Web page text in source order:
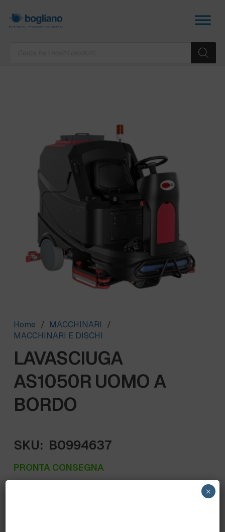
Home / MACCHINARI
/
MACCHINARI E DISCHI
LAVASCIUGA
AS1050R UOMO A
BORDO
SKU: B0994637
PRONTA CONSEGNA
×